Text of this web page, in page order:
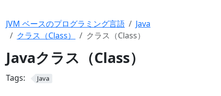
JVM ベースのプログラミング言語
Java
クラス（Class）
クラス（Class）
Javaクラス（Class）
Tags: Java